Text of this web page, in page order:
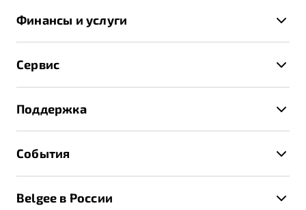
X70
Записаться на тест-драйв
Получить предложение
Финансы и услуги
Страхование
Расчет КАСКО
Сервис
Техническое обслуживание
Калькулятор ТО
Поддержка
Помощь на дорогах
События
Belgee в России